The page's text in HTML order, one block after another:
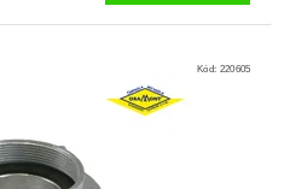
Kód: 220605